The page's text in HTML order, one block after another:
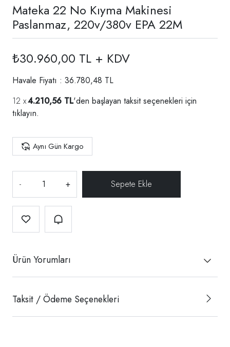
Mateka 22 No Kıyma Makinesi
Paslanmaz, 220v/380v EPA 22M
₺30.960,00 TL + KDV
Havale Fiyatı : 36.780,48 TL
4.210,56 TL'den başlayan taksit seçenekleri için
tıklayın.
Aynı Gün Kargo
- +
Ürün Yorumları
Taksit / Ödeme Seçenekleri